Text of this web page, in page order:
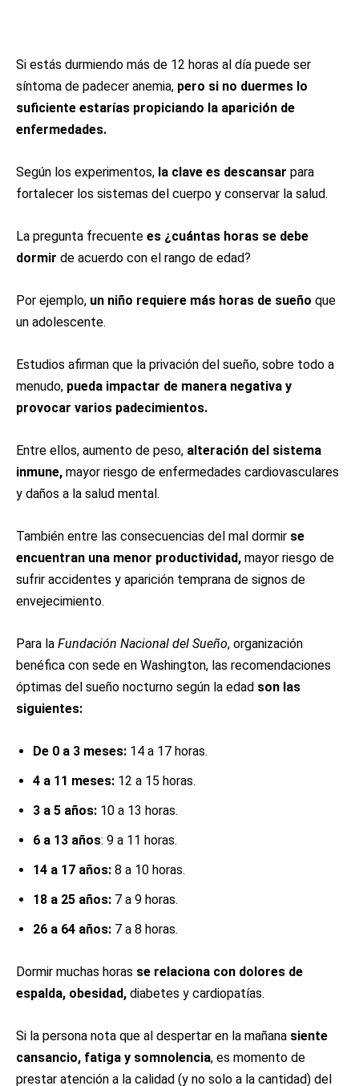
Si estás durmiendo más de 12 horas al día puede ser
síntoma de padecer anemia, pero si no duermes lo
suficiente estarías propiciando la aparición de
enfermedades.
Según los experimentos, la clave es descansar para
fortalecer los sistemas del cuerpo y conservar la salud.
La pregunta frecuente es ¿cuántas horas se debe
dormir de acuerdo con el rango de edad?
Por ejemplo, un niño requiere más horas de sueño que
un adolescente.
Estudios afirman que la privación del sueño, sobre todo a
menudo, pueda impactar de manera negativa y
provocar varios padecimientos.
Entre ellos, aumento de peso, alteración del sistema
inmune, mayor riesgo de enfermedades cardiovasculares
y daños a la salud mental.
También entre las consecuencias del mal dormir se
encuentran una menor productividad, mayor riesgo de
sufrir accidentes y aparición temprana de signos de
envejecimiento.
Para la Fundación Nacional del Sueño, organización
benéfica con sede en Washington, las recomendaciones
óptimas del sueño nocturno según la edad son las
siguientes:
De 0 a 3 meses: 14 a 17 horas.
4 a 11 meses: 12 a 15 horas.
3 a 5 años: 10 a 13 horas.
6 a 13 años: 9 a 11 horas.
14 a 17 años: 8 a 10 horas.
18 a 25 años: 7 a 9 horas.
26 a 64 años: 7 a 8 horas.
Dormir muchas horas se relaciona con dolores de
espalda, obesidad, diabetes y cardiopatías.
Si la persona nota que al despertar en la mañana siente
cansancio, fatiga y somnolencia, es momento de
prestar atención a la calidad (y no solo a la cantidad) del